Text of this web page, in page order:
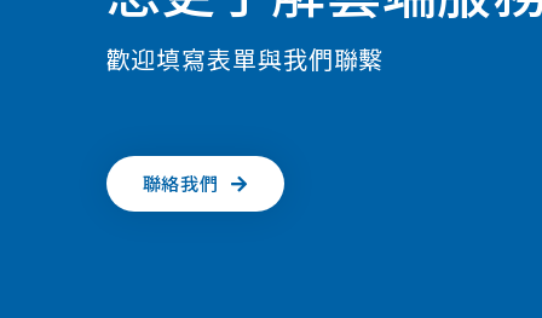
歡迎填寫表單與我們聯繫
聯絡我們